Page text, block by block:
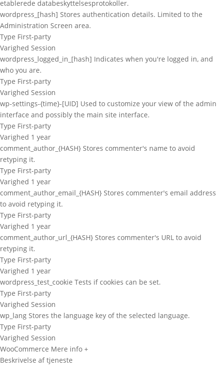
etablerede databeskyttelsesprotokoller.
wordpress_[hash] Stores authentication details. Limited to the
Administration Screen area.
Type First-party
Varighed Session
wordpress_logged_in_[hash] Indicates when you're logged in, and
who you are.
Type First-party
Varighed Session
wp-settings-{time}-[UID] Used to customize your view of the admin
interface and possibly the main site interface.
Type First-party
Varighed 1 year
comment_author_{HASH} Stores commenter's name to avoid
retyping it.
Type First-party
Varighed 1 year
comment_author_email_{HASH} Stores commenter's email address
to avoid retyping it.
Type First-party
Varighed 1 year
comment_author_url_{HASH} Stores commenter's URL to avoid
retyping it.
Type First-party
Varighed 1 year
wordpress_test_cookie Tests if cookies can be set.
Type First-party
Varighed Session
wp_lang Stores the language key of the selected language.
Type First-party
Varighed Session
WooCommerce Mere info +
Beskrivelse af tjeneste